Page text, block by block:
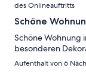
des Onlineauftritts
Schöne
Schöne Wohnung
besonderen
Aufenthalt von 6